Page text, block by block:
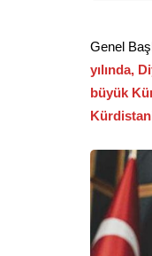
Genel
yılında,
büyük